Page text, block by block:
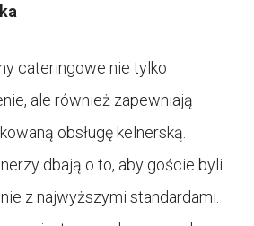
cateringowe nie tylko
ale również zapewniają
obsługę kelnerską.
dbają o to, aby goście byli
z najwyższymi standardami.